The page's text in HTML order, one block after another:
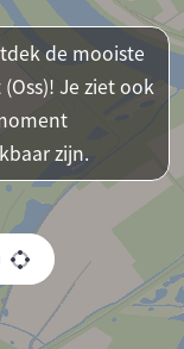
de mooiste
Je ziet ook
zijn.